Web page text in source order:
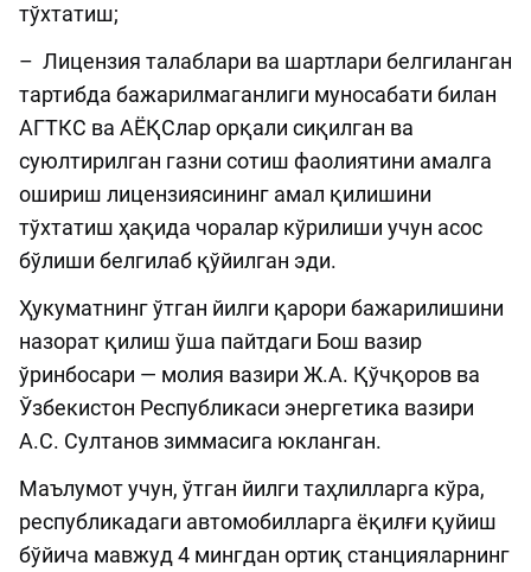
тўхтатиш;
– Лицензия талаблари ва шартлари белгиланган
тартибда бажарилмаганлиги муносабати билан
АГТКС ва АЁҚСлар орқали сиқилган ва
суюлтирилган газни сотиш фаолиятини амалга
ошириш лицензиясининг амал қилишини
тўхтатиш ҳақида чоралар кўрилиши учун асос
бўлиши белгилаб қўйилган эди.
Ҳукуматнинг ўтган йилги қарори бажарилишини
назорат қилиш ўша пайтдаги Бош вазир
ўринбосари — молия вазири Ж.А. Қўчқоров ва
Ўзбекистон Республикаси энергетика вазири
А.С. Султанов зиммасига юкланган.
Маълумот учун, ўтган йилги таҳлилларга кўра,
республикадаги автомобилларга ёқилғи қуйиш
бўйича мавжуд 4 мингдан ортиқ станцияларнинг